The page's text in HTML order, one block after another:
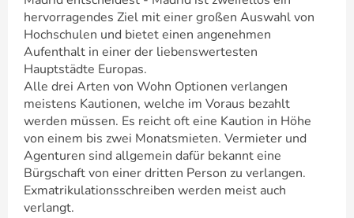
hervorragendes Ziel mit einer großen Auswahl von
Hochschulen und bietet einen angenehmen
Aufenthalt in einer der liebenswertesten
Hauptstädte Europas.
Alle drei Arten von Wohn Optionen verlangen
meistens Kautionen, welche im Voraus bezahlt
werden müssen. Es reicht oft eine Kaution in Höhe
von einem bis zwei Monatsmieten. Vermieter und
Agenturen sind allgemein dafür bekannt eine
Bürgschaft von einer dritten Person zu verlangen.
Exmatrikulationsschreiben werden meist auch
verlangt.